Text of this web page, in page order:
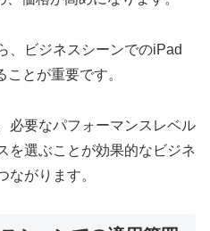
、ビジネスシーンでのiPad
とが重要です。
必要なパフォーマンスレベル
を選ぶことが効果的なビジネ
ながります。